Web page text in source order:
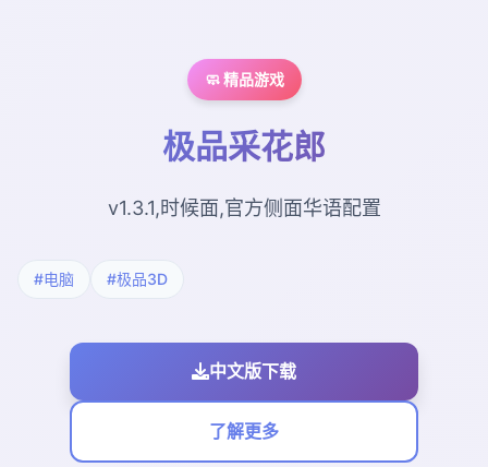
🧼 精品游戏
极品采花郎
v1.3.1,时候面,官方侧面华语配置
#电脑 #极品3D
中文版下载
了解更多